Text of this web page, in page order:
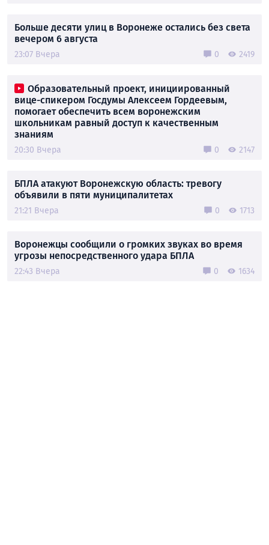
Больше десяти улиц в Воронеже остались без света
вечером 6 августа
23:07 Вчера 0 2419
Образовательный проект, инициированный
вице-спикером Госдумы Алексеем Гордеевым,
помогает обеспечить всем воронежским
школьникам равный доступ к качественным
знаниям
20:30 Вчера 0 2147
БПЛА атакуют Воронежскую область: тревогу
объявили в пяти муниципалитетах
21:21 Вчера 0 1713
Воронежцы сообщили о громких звуках во время
угрозы непосредственного удара БПЛА
22:43 Вчера 0 1634